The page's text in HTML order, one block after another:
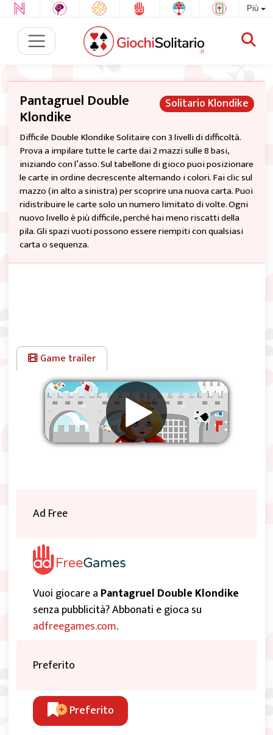
Più
Solitario Klondike
Pantagruel Double
Klondike
Difficile Double Klondike Solitaire con 3 livelli di difficoltà.
Prova a impilare tutte le carte dai 2 mazzi sulle 8 basi,
iniziando con l’asso. Sul tabellone di gioco puoi posizionare
le carte in ordine decrescente alternando i colori. Fai clic sul
mazzo (in alto a sinistra) per scoprire una nuova carta. Puoi
ridistribuire le carte solo un numero limitato di volte. Ogni
nuovo livello è più difficile, perché hai meno riscatti della
pila. Gli spazi vuoti possono essere riempiti con qualsiasi
carta o sequenza.
Game trailer
Ad Free
Vuoi giocare a Pantagruel Double Klondike
senza pubblicità? Abbonati e gioca su
adfreegames.com.
Preferito
Preferito